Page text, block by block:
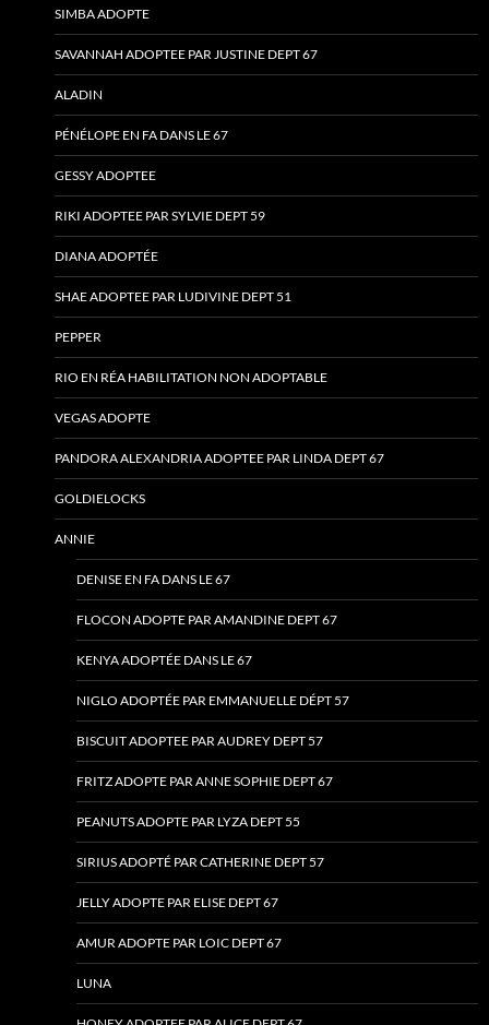
SIMBA ADOPTE
SAVANNAH ADOPTEE PAR JUSTINE DEPT 67
ALADIN
PÉNÉLOPE EN FA DANS LE 67
GESSY ADOPTEE
RIKI ADOPTEE PAR SYLVIE DEPT 59
DIANA ADOPTÉE
SHAE ADOPTEE PAR LUDIVINE DEPT 51
PEPPER
RIO EN RÉA HABILITATION NON ADOPTABLE
VEGAS ADOPTE
PANDORA ALEXANDRIA ADOPTEE PAR LINDA DEPT 67
GOLDIELOCKS
ANNIE
DENISE EN FA DANS LE 67
FLOCON ADOPTE PAR AMANDINE DEPT 67
KENYA ADOPTÉE DANS LE 67
NIGLO ADOPTÉE PAR EMMANUELLE DÉPT 57
BISCUIT ADOPTEE PAR AUDREY DEPT 57
FRITZ ADOPTE PAR ANNE SOPHIE DEPT 67
PEANUTS ADOPTE PAR LYZA DEPT 55
SIRIUS ADOPTÉ PAR CATHERINE DEPT 57
JELLY ADOPTE PAR ELISE DEPT 67
AMUR ADOPTE PAR LOIC DEPT 67
LUNA